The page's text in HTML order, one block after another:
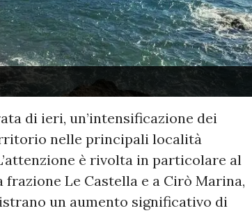
di ieri, un’intensificazione dei
nelle principali località
è rivolta in particolare al
frazione Le Castella e a Cirò Marina,
un aumento significativo di